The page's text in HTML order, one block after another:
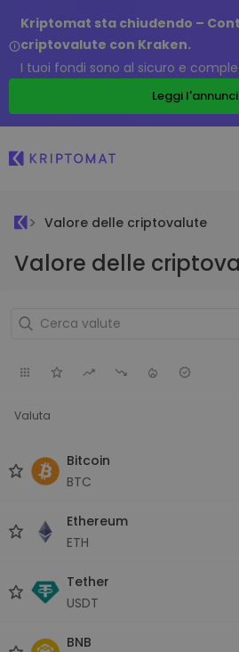
Kriptomat sta chiudendo –
criptovalute con Kraken.
I tuoi fondi sono al sicuro e
Leggi
Valore delle criptovalute
Valore delle
Valuta
Bitcoin
BTC
Ethereum
ETH
Tether
USDT
BNB